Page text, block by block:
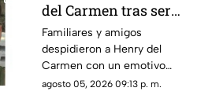
del Carmen tras ser
hallado sin vida en la
Mérida-Chetumal tras
varios días
desaparecido
Familiares y amigos
despidieron a Henry del
Carmen con un emotivo
mensaje en redes sociales tras
agosto 05, 2026 09:13 p. m.